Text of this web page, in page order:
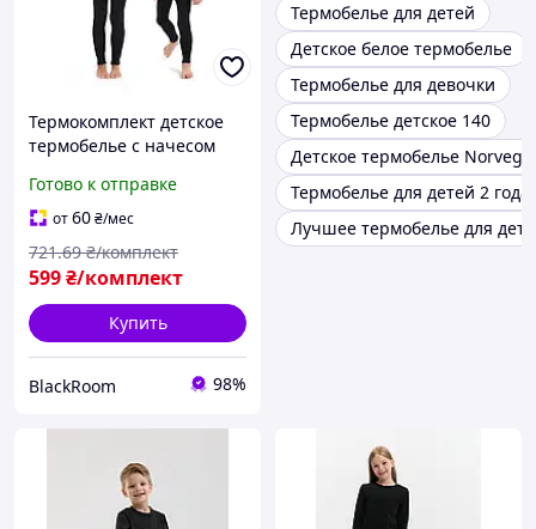
Термокомплект детское
термобелье с начесом
Черное 110-120
Готово к отправке
от60₴/мес
599₴/комплект
721.69 ₴/комплект
Купить
BlackRoom 98%
Термобелье для детей
Детское белое термобелье
Термобелье для девочки
Термобелье детское 140
Детское термобелье Norveg
Термобелье для детей 2 года
Лучшее термобелье для